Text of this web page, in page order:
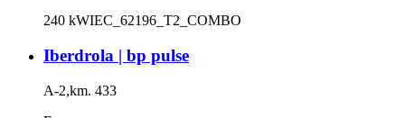
240 kWIEC_62196_T2_COMBO
Iberdrola | bp pulse
A-2,km. 433